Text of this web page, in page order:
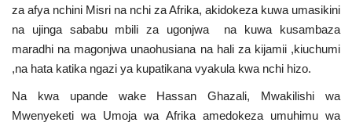
za afya nchini Misri na nchi za Afrika, akidokeza kuwa umasikini
na ujinga sababu mbili za ugonjwa na kuwa kusambaza
maradhi na magonjwa unaohusiana na hali za kijamii ,kiuchumi
,na hata katika ngazi ya kupatikana vyakula kwa nchi hizo.
Na kwa upande wake Hassan Ghazali, Mwakilishi wa
Mwenyeketi wa Umoja wa Afrika amedokeza umuhimu wa